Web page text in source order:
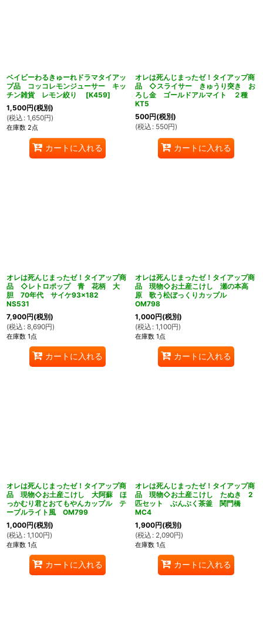
ベイビーわるきゅーれドラマタイアッ
プ品 コッコレモンジューサー キッ
チン雑貨 レモン絞り
[K459]
1,500円(税別)
(税込 : 1,650円)
在庫数 2点
カートに入れる
オレは死んじまったゼ！タイアップ商
品 ◇スライサー きゅうり突き お
ろし金 ゴールドアルマイト ２種
KT5
500円(税別)
(税込 : 550円)
カートに入れる
オレは死んじまったゼ！タイアップ商
品 ◇レトロポップ 青 花柄 大
胆 70年代 サイケ93×182
NS531
7,900円(税別)
(税込 : 8,690円)
在庫数 1点
カートに入れる
オレは死んじまったゼ！タイアップ商
品 現物◇お土産こけし 瀬の本高
原 歌う松ぼっくりカップル
OM798
1,000円(税別)
(税込 : 1,100円)
在庫数 1点
カートに入れる
オレは死んじまったゼ！タイアップ商
品 現物◇お土産こけし 大阿蘇 ほ
っかむり君とおてもやんカップル テ
ーブルライト風 OM799
1,000円(税別)
(税込 : 1,100円)
在庫数 1点
カートに入れる
オレは死んじまったゼ！タイアップ商
品 現物◇お土産こけし たぬき 2
匹セット ぶんぶく茶釜 関門橋
MC4
1,900円(税別)
(税込 : 2,090円)
在庫数 1点
カートに入れる